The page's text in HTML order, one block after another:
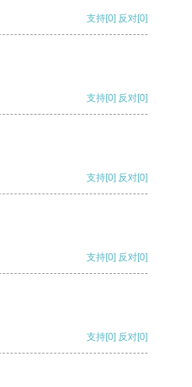
支持[0] 反对[0]
支持[0] 反对[0]
支持[0] 反对[0]
支持[0] 反对[0]
支持[0] 反对[0]